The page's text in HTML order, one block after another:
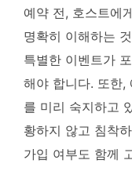
예약 전, 호스트에
명확히 이해하는
특별한 이벤트가
해야 합니다. 또한,
를 미리 숙지하고
황하지 않고 침착
가입 여부도 함께